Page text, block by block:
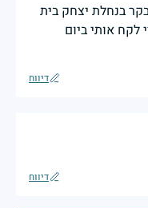
בנחלת יצחק בית
לקח אותי ביום
דיווח
דיווח